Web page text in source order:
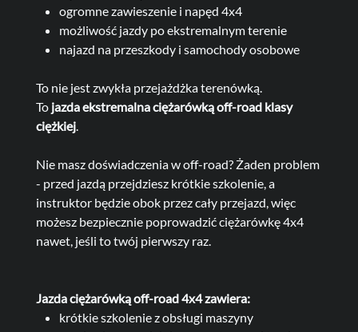
ogromne zawieszenie i napęd 4x4
możliwość jazdy po ekstremalnym terenie
najazd na przeszkody i samochody osobowe
To nie jest zwykła przejażdżka terenówką.
To jazda ekstremalna ciężarówką off-road klasy
ciężkiej.
Nie masz doświadczenia w off-road? Żaden problem
- przed jazdą przejdziesz krótkie szkolenie, a
instruktor będzie obok przez cały przejazd, więc
możesz bezpiecznie poprowadzić ciężarówkę 4x4
nawet, jeśli to twój pierwszy raz.
Jazda ciężarówką off-road 4x4 zawiera:
krótkie szkolenie z obsługi maszyny